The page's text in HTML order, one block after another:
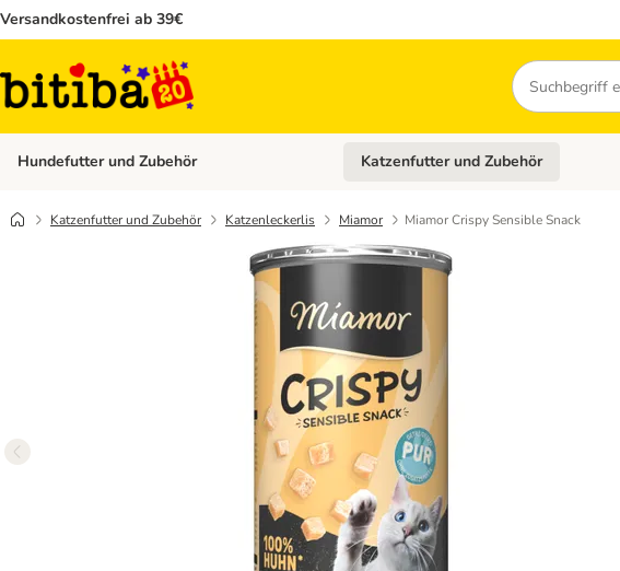
Versandkostenfrei ab 39€
Suchen
Hundefutter und Zubehör Kategorie-Menü öffnen: Hundefutter
Katzenfutter und Zubehör
Katzenfutter und Zubehör Katzenleckerlis Miamor Miamor Crispy Sensible Snack